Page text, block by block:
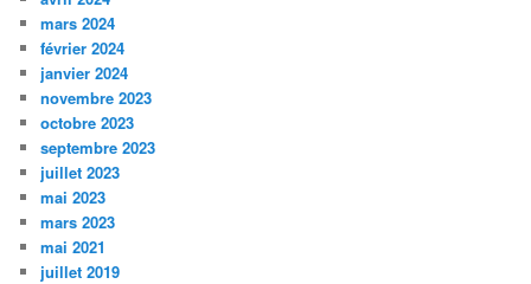
mars 2024
février 2024
janvier 2024
novembre 2023
octobre 2023
septembre 2023
juillet 2023
mai 2023
mars 2023
mai 2021
juillet 2019